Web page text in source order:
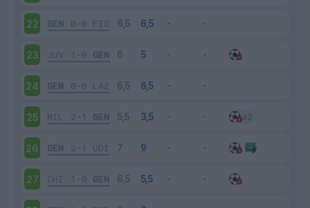
22 GEN 0-0 FIO
23 JUV 1-0 GEN
24 GEN 0-0 LAZ
25 MIL 2-1 GEN
26 GEN 2-1 UDI
27 CHI 1-0 GEN